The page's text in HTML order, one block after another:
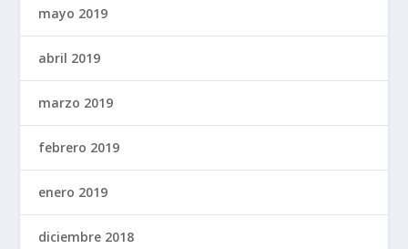
mayo 2019
abril 2019
marzo 2019
febrero 2019
enero 2019
diciembre 2018